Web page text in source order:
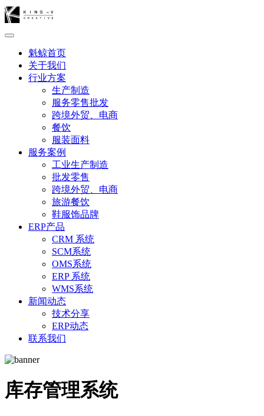
魁鲸首页
关于我们
行业方案
生产制造
服务零售批发
跨境外贸、电商
餐饮
服装面料
服务案例
工业生产制造
批发零售
跨境外贸、电商
旅游餐饮
鞋服饰品牌
ERP产品
CRM 系统
SCM系统
OMS系统
ERP 系统
WMS系统
新闻动态
技术分享
ERP动态
联系我们
库存管理系统